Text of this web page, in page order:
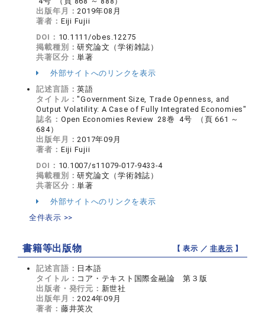
出版年月：2019年08月
著者： Eiji Fujii
DOI： 10.1111/obes.12275
掲載種別：研究論文（学術雑誌）
共著区分：単著
外部サイトへのリンクを表示
記述言語：英語
タイトル："Government Size, Trade Openness, and
Output Volatility: A Case of Fully Integrated Economies"
誌名： Open Economies Review 28巻 4号 （頁 661 ～
684）
出版年月：2017年09月
著者： Eiji Fujii
DOI： 10.1007/s11079-017-9433-4
掲載種別：研究論文（学術雑誌）
共著区分：単著
外部サイトへのリンクを表示
全件表示 >>
書籍等出版物 【 表示 ／非表示 】
記述言語： 日本語
タイトル： コア・テキスト国際金融論 第３版
出版者・発行元： 新世社
出版年月：2024年09月
著者： 藤井英次